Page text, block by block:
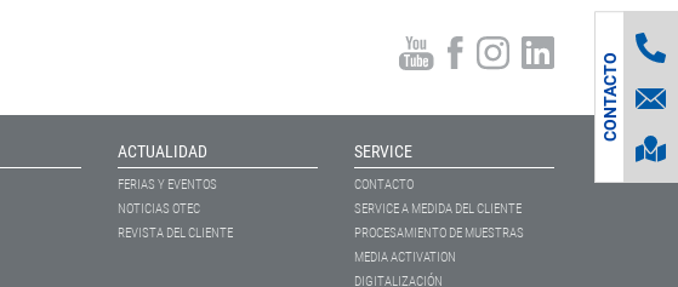
S
O
L
I
C
I
T
U
D
D E
C
O
N
T
A
C
T
O
ACTUALIDAD
FERIAS Y EVENTOS
NOTICIAS OTEC
REVISTA DEL CLIENTE
SERVICE
CONTACTO
SERVICE A MEDIDA DEL CLIENTE
PROCESAMIENTO DE MUESTRAS
MEDIA ACTIVATION
DIGITALIZACIÓN